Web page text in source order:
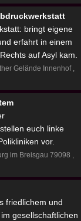
bringt eigene
erfahrt in einem
auf Asyl kam.
Gelände Innenhof
euch linke
vor.
im Breisgau 79098
friedlichem und
gesellschaftlichen